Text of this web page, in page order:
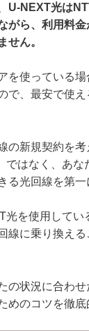
U-NEXT光は
がら、利用料
せん。
を使っている場
で、最安で使
の新規契約を
ではなく、あな
る光回線を第一
光を使用してい
線に乗り換える
の状況に合わ
めのコツを徹底